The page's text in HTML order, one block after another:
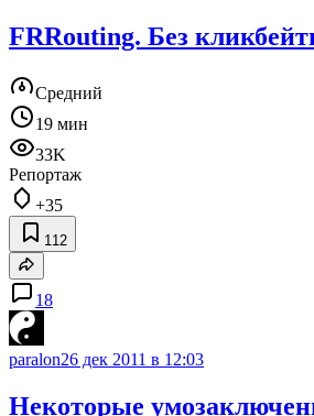
FRRouting. Без
Средний
19 мин
33K
Репортаж
+35
112
18
paralon26 дек 2011 в 12:03
Некоторые